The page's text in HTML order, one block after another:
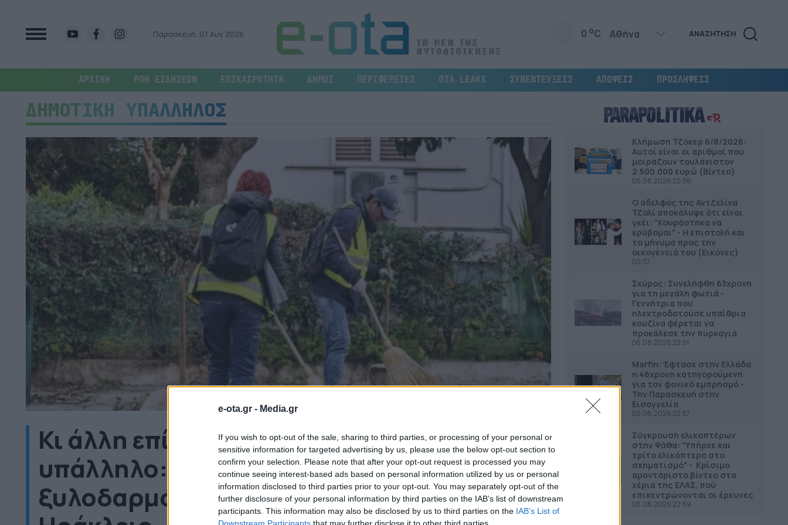
e-ota.gr - Media.gr
If you wish to opt-out of the sale, sharing to third parties, or processing of your personal or
sensitive information for targeted advertising by us, please use the below opt-out section to
confirm your selection. Please note that after your opt-out request is processed you may
continue seeing interest-based ads based on personal information utilized by us or personal
information disclosed to third parties prior to your opt-out. You may separately opt-out of the
further disclosure of your personal information by third parties on the IAB’s list of downstream
participants. This information may also be disclosed by us to third parties on the IAB’s List of
Παρασκευή, 07 Αυγ 2026 0 oC ΑΝΑΖΗΤΗΣΗ
ΑΡΧΙΚΗ ΡΟΗ ΕΙΔΗΣΕΩΝ ΕΠΙΚΑΙΡΟΤΗΤΑ ΔΗΜΟΙ ΠΕΡΙΦΕΡΕΙΕΣ OTA LEAKS ΣΥΝΕΝΤΕΥΞΕΙΣ ΑΠΟΨΕΙΣ ΠΡΟΣΛΗΨΕΙΣ
ΔΗΜΟΤΙΚΗ ΥΠΑΛΛΗΛΟΣ
Κι άλλη επίθεση σε δημοτικό
υπάλληλο: Καταγγελία για
ξυλοδαρμό καθαρίστριας στο
Κλήρωση Τζόκερ 6/8/2026:
Αυτοί είναι οι αριθμοί που
μοιράζουν τουλάχιστον
2.500.000 ευρώ (Βίντεο)
06.08.2026 22:36
Ο αδελφός της Αντζελίνα
Τζολί αποκάλυψε ότι είναι
γκέι: "Κουράστηκα να
κρύβομαι" - Η επιστολή και
το μήνυμα προς την
οικογένειά του (Εικόνες)
00:37
Σκύρος: Συνελήφθη 63χρονη
για τη μεγάλη φωτιά -
Γεννήτρια που
ηλεκτροδοτούσε υπαίθρια
κουζίνα φέρεται να
προκάλεσε την πυρκαγιά
06.08.2026 22:51
Marfin: Έφτασε στην Ελλάδα
η 46χρονη κατηγορούμενη
για τον φονικό εμπρησμό -
Την Παρασκευή στην
Εισαγγελία
06.08.2026 22:57
Σύγκρουση ελικοπτέρων
στην Ψάθα: "Υπήρχε και
τρίτο ελικόπτερο στο
σχηματισμό" - Κρίσιμο
αμοντάριστο βίντεο στα
χέρια της ΕΛΑΣ, πού
επικεντρώνονται οι έρευνες
06.08.2026 22:59